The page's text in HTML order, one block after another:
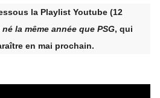
la Playlist Youtube (12
la même année que PSG, qui
en mai prochain.